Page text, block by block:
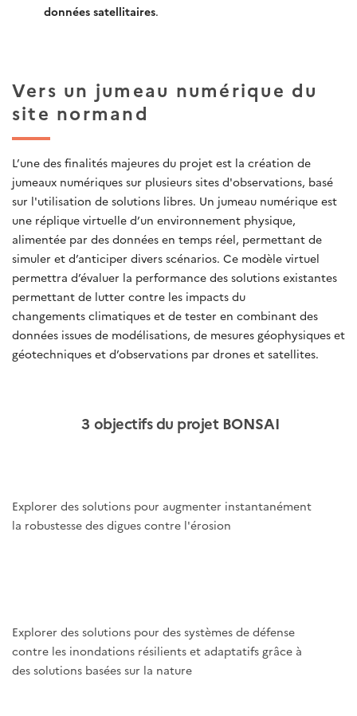
données satellitaires.
Vers un jumeau numérique du
site normand
L’une des finalités majeures du projet est la création de
jumeaux numériques sur plusieurs sites d'observations, basé
sur l'utilisation de solutions libres. Un jumeau numérique est
une réplique virtuelle d’un environnement physique,
alimentée par des données en temps réel, permettant de
simuler et d’anticiper divers scénarios. Ce modèle virtuel
permettra d’évaluer la performance des solutions existantes
permettant de lutter contre les impacts du
changements climatiques et de tester en combinant des
données issues de modélisations, de mesures géophysiques et
géotechniques et d’observations par drones et satellites.
3 objectifs du projet BONSAI
Explorer des solutions pour augmenter instantanément
la robustesse des digues contre l'érosion
Explorer des solutions pour des systèmes de défense
contre les inondations résilients et adaptatifs grâce à
des solutions basées sur la nature